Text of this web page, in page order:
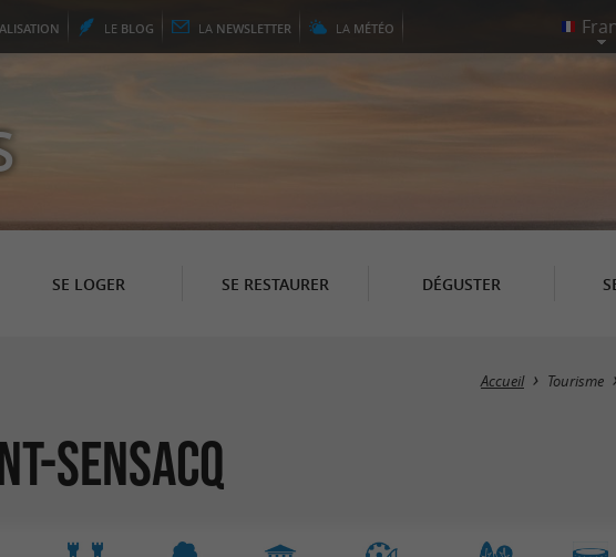
LE BLOG LA NEWSLETTER LA MÉTÉO
SE LOGER SE RESTAURER DÉGUSTER
Accueil Tourisme
Sensacq